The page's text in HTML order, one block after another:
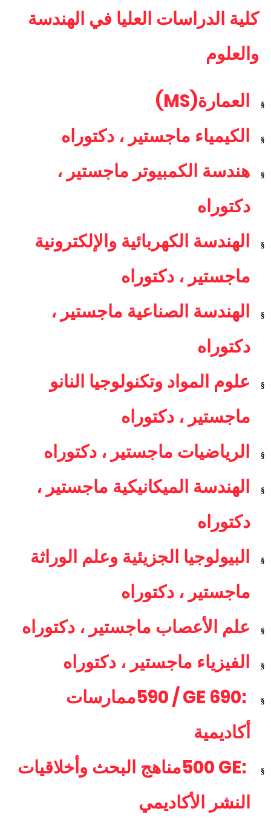
كلية الدراسات العليا في الهندسة
والعلوم
§ العمارة(MS)
§ الكيمياء ماجستير ، دكتوراه
§
هندسة الكمبيوتر ماجستير ،
دكتوراه
§
الهندسة الكهربائية والإلكترونية
ماجستير ، دكتوراه
§
الهندسة الصناعية ماجستير ،
دكتوراه
§
علوم المواد وتكنولوجيا النانو
ماجستير ، دكتوراه
§ الرياضيات ماجستير ، دكتوراه
§
الهندسة الميكانيكية ماجستير ،
دكتوراه
§
البيولوجيا الجزيئية وعلم الوراثة
ماجستير ، دكتوراه
§ علم الأعصاب ماجستير ، دكتوراه
§ الفيزياء ماجستير ، دكتوراه
§
590 / GE 690:ممارسات
أكاديمية
§
500 GE:مناهج البحث وأخلاقيات
النشر الأكاديمي